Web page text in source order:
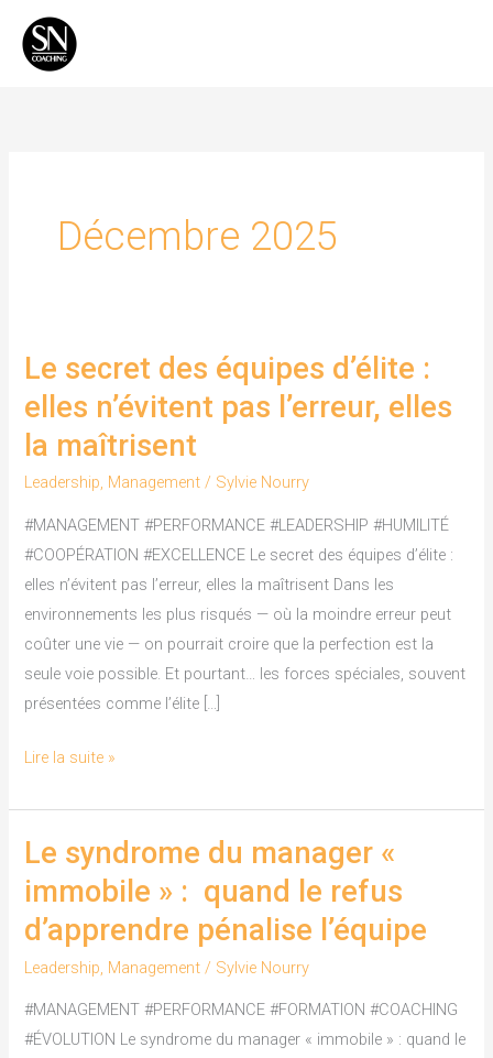
contenu
Décembre 2025
Le secret des équipes d’élite :
elles n’évitent pas l’erreur, elles
la maîtrisent
Leadership, Management / Sylvie Nourry
#MANAGEMENT #PERFORMANCE #LEADERSHIP #HUMILITÉ
#COOPÉRATION #EXCELLENCE Le secret des équipes d’élite :
elles n’évitent pas l’erreur, elles la maîtrisent Dans les
environnements les plus risqués — où la moindre erreur peut
coûter une vie — on pourrait croire que la perfection est la
seule voie possible. Et pourtant… les forces spéciales, souvent
présentées comme l’élite […]
Le
secret
des
équipes
d’élite
Lire la suite »
Le syndrome du manager «
immobile » : quand le refus
d’apprendre pénalise l’équipe
Leadership, Management / Sylvie Nourry
#MANAGEMENT #PERFORMANCE #FORMATION #COACHING
#ÉVOLUTION Le syndrome du manager « immobile » : quand le
Le
syndrome
du
manager
«